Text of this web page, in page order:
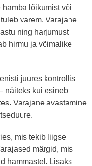
lõikumist või
varem. Varajane
ning harjumust
hirmu ja võimalike
juures kontrollis
näiteks kui esineb
Varajane avastamine
mis tekib liigse
märgid, mis
hammastel. Lisaks